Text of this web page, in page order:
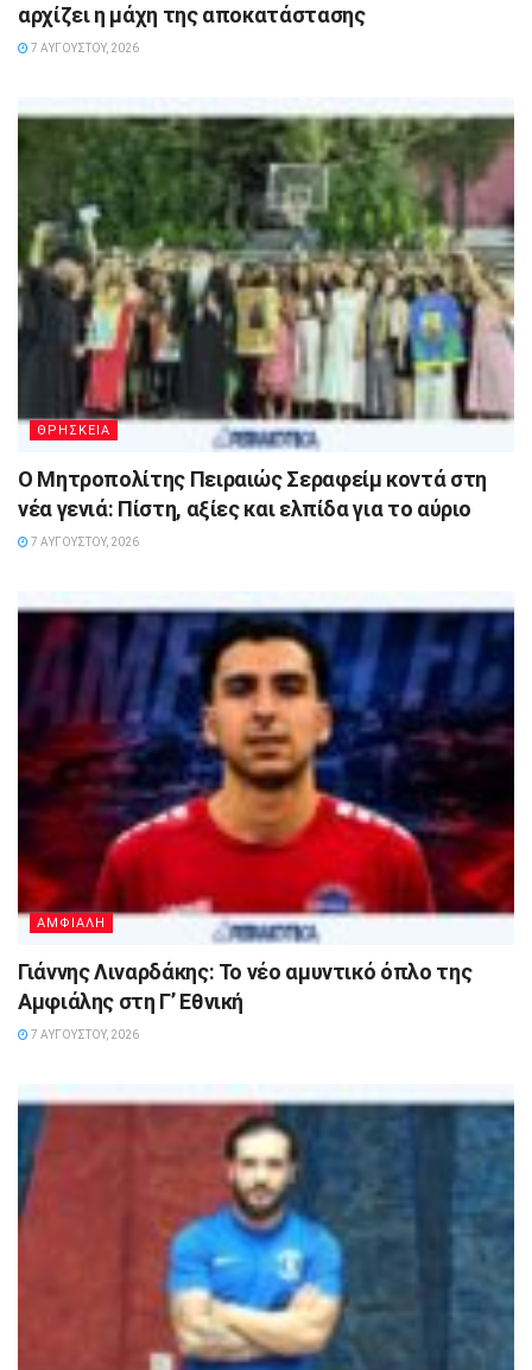
αρχίζει η μάχη της αποκατάστασης
7 ΑΥΓΟΎΣΤΟΥ, 2026
ΘΡΗΣΚΕΙΑ
Ο Μητροπολίτης Πειραιώς Σεραφείμ κοντά στη
νέα γενιά: Πίστη, αξίες και ελπίδα για το αύριο
7 ΑΥΓΟΎΣΤΟΥ, 2026
ΑΜΦΙΑΛΗ
Γιάννης Λιναρδάκης: Το νέο αμυντικό όπλο της
Αμφιάλης στη Γ’ Εθνική
7 ΑΥΓΟΎΣΤΟΥ, 2026